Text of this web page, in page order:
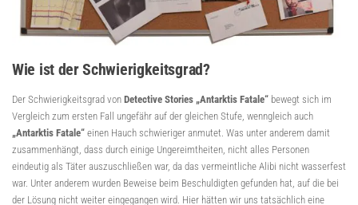
Wie ist der Schwierigkeitsgrad?
Der Schwierigkeitsgrad von Detective Stories „Antarktis Fatale“ bewegt sich im
Vergleich zum ersten Fall ungefähr auf der gleichen Stufe, wenngleich auch
„Antarktis Fatale“ einen Hauch schwieriger anmutet. Was unter anderem damit
zusammenhängt, dass durch einige Ungereimtheiten, nicht alles Personen
eindeutig als Täter auszuschließen war, da das vermeintliche Alibi nicht wasserfest
war. Unter anderem wurden Beweise beim Beschuldigten gefunden hat, auf die bei
der Lösung nicht weiter eingegangen wird. Hier hätten wir uns tatsächlich eine